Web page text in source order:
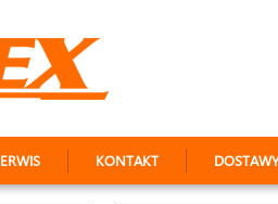
SERWIS KONTAKT DOSTAWY